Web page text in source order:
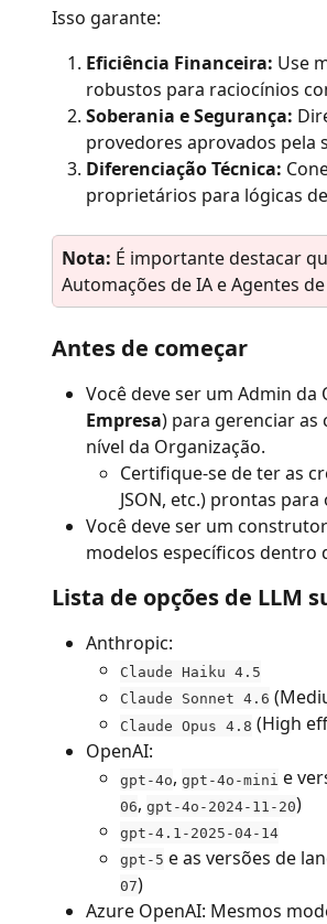
Isso garante:
Eficiência Financeira: Use
robustos para raciocínios
Soberania e Segurança:
provedores aprovados pela
Diferenciação Técnica:
proprietários para lógicas
Nota: É importante destacar
Automações de IA e Agentes de
Antes de começar
Você deve ser um Admin da
Empresa) para gerenciar as
nível da Organização.
Certifique-se de ter as
JSON, etc.) prontas
Você deve ser um
modelos específicos dentro
Lista de opções de LLM
Anthropic:
Claude Haiku 4.5
Claude Sonnet 4.6
Claude Opus 4.8 (High
OpenAI:
gpt-4o, gpt-4o-mini e
06, gpt-4o-2024-11-20)
gpt-4.1-2025-04-14
gpt-5 e as versões de
07)
Azure OpenAI: Mesmos